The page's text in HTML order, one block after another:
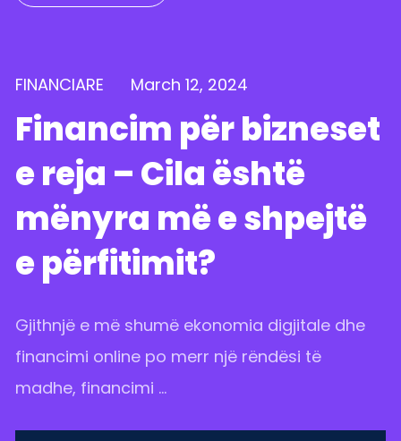
FINANCIARE March 12, 2024
Financim për bizneset
e reja – Cila është
mënyra më e shpejtë
e përfitimit?
Gjithnjë e më shumë ekonomia digjitale dhe
financimi online po merr një rëndësi të
madhe, financimi ...